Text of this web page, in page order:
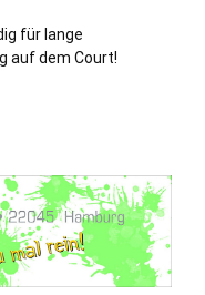
für lange
auf dem Court!